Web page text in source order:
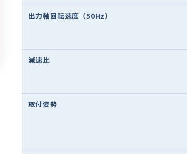
出力軸回転速度（50Hz）
減速比
取付姿勢